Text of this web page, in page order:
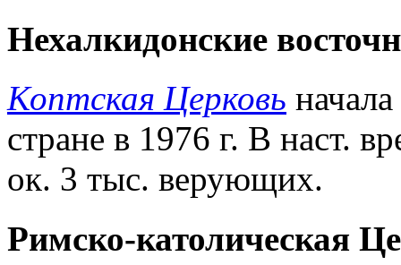
Нехалкидонские
Коптская Церковь
стране в 1976 г. В наст.
ок. 3 тыс. верующих.
Римско-католическая